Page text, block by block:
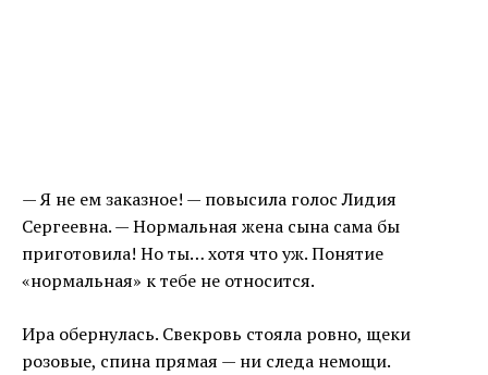
— Я не ем заказное! — повысила голос Лидия
Сергеевна. — Нормальная жена сына сама бы
приготовила! Но ты… хотя что уж. Понятие
«нормальная» к тебе не относится.
Ира обернулась. Свекровь стояла ровно, щеки
розовые, спина прямая — ни следа немощи.